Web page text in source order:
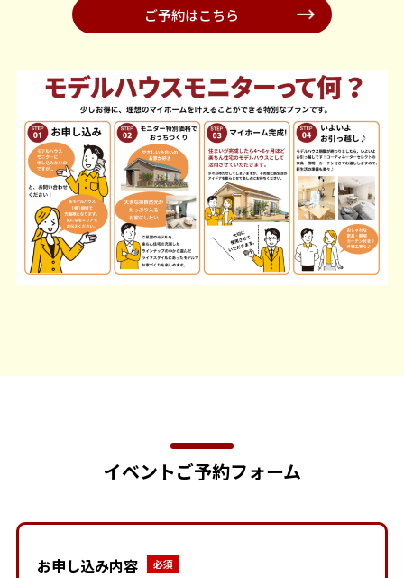
ご予約はこちら
イベントご予約フォーム
お申し込み内容